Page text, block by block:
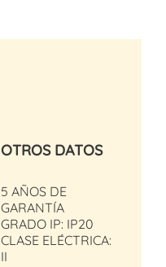
OTROS DATOS
5 AÑOS DE
GARANTÍA
GRADO IP: IP20
CLASE ELÉCTRICA:
II